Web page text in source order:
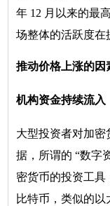
年 12 月以来的最
场整体的活跃度在
推动价格上涨的因
机构资金持续流入
大型投资者对加密
据，所谓的 “数字
密货币的投资工具
比特币，类似的以